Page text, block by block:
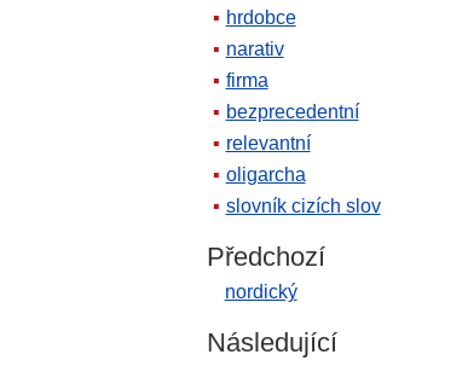
hrdobce
narativ
firma
bezprecedentní
relevantní
oligarcha
slovník cizích slov
Předchozí
nordický
Následující